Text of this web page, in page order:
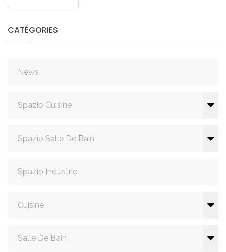
CATÉGORIES
News
Spazio Cuisine
Spazio Salle De Bain
Spazio Industrie
Cuisine
Salle De Bain